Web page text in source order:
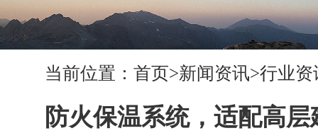
当前位置： 首页>新闻资讯>行业资
防火保温系统，适配高